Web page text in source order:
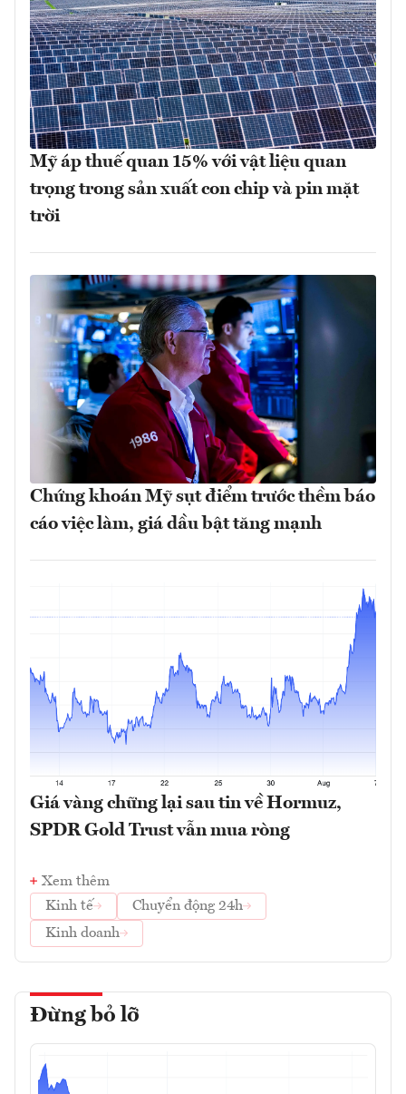
Mỹ áp thuế quan 15% với vật liệu quan
trọng trong sản xuất con chip và pin mặt
trời
Chứng khoán Mỹ sụt điểm trước thềm báo
cáo việc làm, giá dầu bật tăng mạnh
Giá vàng chững lại sau tin về Hormuz,
SPDR Gold Trust vẫn mua ròng
Xem thêm
Kinh tế
Chuyển động 24h
Kinh doanh
Đừng bỏ lỡ